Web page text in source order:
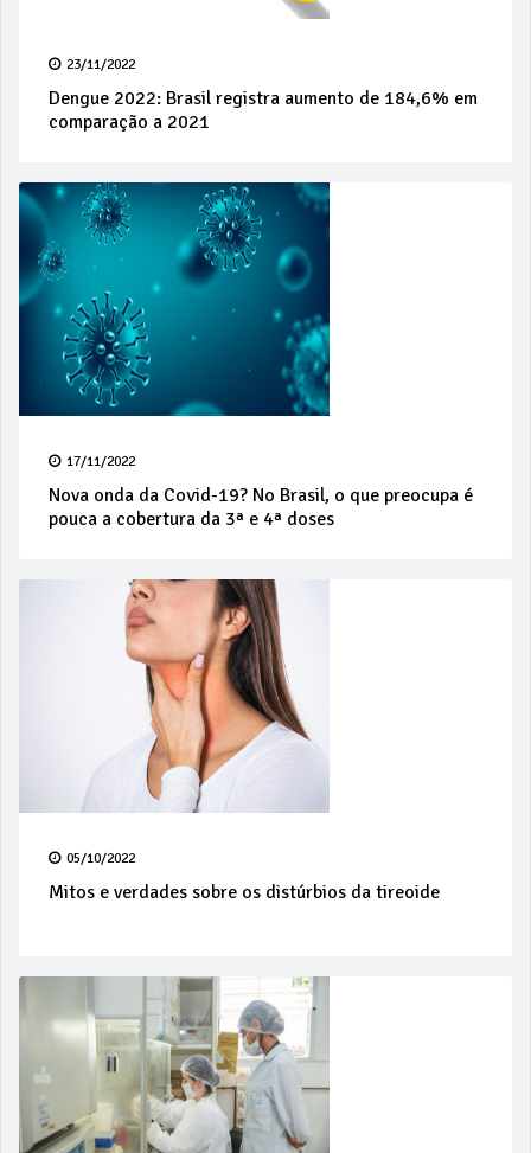
23/11/2022
Dengue 2022: Brasil registra aumento de 184,6% em
comparação a 2021
17/11/2022
Nova onda da Covid-19? No Brasil, o que preocupa é
pouca a cobertura da 3ª e 4ª doses
05/10/2022
Mitos e verdades sobre os distúrbios da tireoide